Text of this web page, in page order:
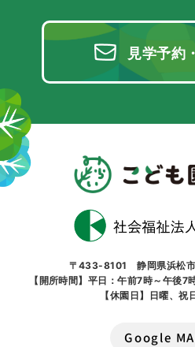
見学予約
〒433-8101 静岡県浜松
【開所時間】平日：午前7時～午後
【休園日】日曜、祝
Google